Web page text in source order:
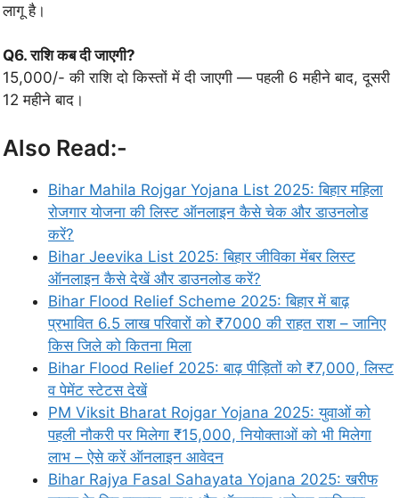
लागू है।
Q6. राशि कब दी जाएगी?
15,000/- की राशि दो किस्तों में दी जाएगी — पहली 6 महीने बाद, दूसरी
12 महीने बाद।
Also Read:-
Bihar Mahila Rojgar Yojana List 2025: बिहार महिला
रोजगार योजना की लिस्ट ऑनलाइन कैसे चेक और डाउनलोड
करें?
Bihar Jeevika List 2025: बिहार जीविका मेंबर लिस्ट
ऑनलाइन कैसे देखें और डाउनलोड करें?
Bihar Flood Relief Scheme 2025: बिहार में बाढ़
प्रभावित 6.5 लाख परिवारों को ₹7000 की राहत राश – जानिए
किस जिले को कितना मिला
Bihar Flood Relief 2025: बाढ़ पीड़ितों को ₹7,000, लिस्ट
व पेमेंट स्टेटस देखें
PM Viksit Bharat Rojgar Yojana 2025: युवाओं को
पहली नौकरी पर मिलेगा ₹15,000, नियोक्ताओं को भी मिलेगा
लाभ – ऐसे करें ऑनलाइन आवेदन
Bihar Rajya Fasal Sahayata Yojana 2025: खरीफ